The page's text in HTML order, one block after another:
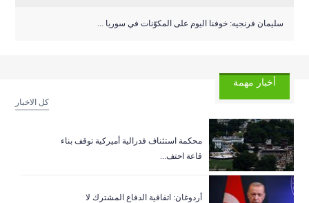
سليمان فرنجيه: خوفنا اليوم على المكوّنات في سوريا ...
أخبار مهمة
كل الاخبار
‏محكمة استئناف فدرالية أميركية توقف بناء
قاعة احتف...
أردوغان: اتفاقية الدفاع المشترك لا